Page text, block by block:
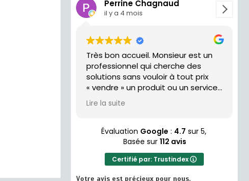
Perrine Chagnaud
il y a 4 mois
Très bon accueil. Monsieur est un
professionnel qui cherche des
solutions sans vouloir à tout prix
« vendre » un produit ou un service.
Je recommande !
Lire la suite
Évaluation Google : 4.7 sur 5,
Basée sur 112 avis
Certifié par: Trustindex
Votre avis est précieux pour nous.